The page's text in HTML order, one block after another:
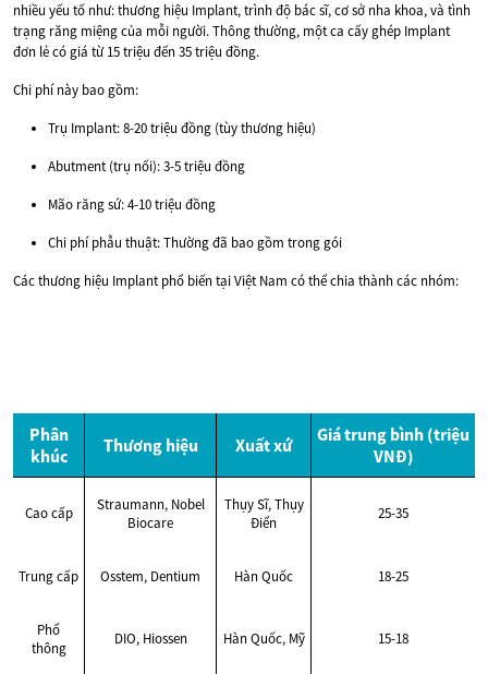
nhiều yếu tố như: thương hiệu Implant, trình độ bác sĩ, cơ sở nha khoa, và tình
trạng răng miệng của mỗi người. Thông thường, một ca cấy ghép Implant
đơn lẻ có giá từ 15 triệu đến 35 triệu đồng.
Chi phí này bao gồm:
Trụ Implant: 8-20 triệu đồng (tùy thương hiệu)
Abutment (trụ nối): 3-5 triệu đồng
Mão răng sứ: 4-10 triệu đồng
Chi phí phẫu thuật: Thường đã bao gồm trong gói
Các thương hiệu Implant phổ biến tại Việt Nam có thể chia thành các nhóm:
Phân
khúc
Thương hiệu Xuất xứ
Giá trung bình (triệu
VNĐ)
Cao cấp
Straumann, Nobel
Biocare
Thụy Sĩ, Thụy
Điển
25-35
Trung cấp Osstem, Dentium Hàn Quốc 18-25
Phổ
thông
DIO, Hiossen Hàn Quốc, Mỹ 15-18